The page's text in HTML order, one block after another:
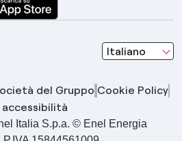
Italiano
seleziona una
del Gruppo Cookie Policy
accessibilità
Italia S.p.a. © Enel Energia